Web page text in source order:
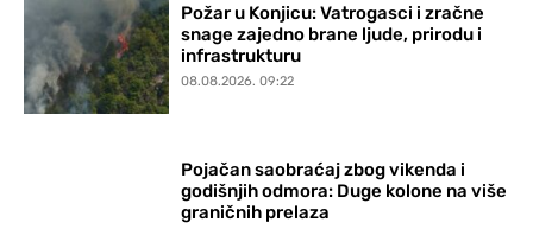
Požar u Konjicu: Vatrogasci i zračne
snage zajedno brane ljude, prirodu i
infrastrukturu
08.08.2026. 09:22
Pojačan saobraćaj zbog vikenda i
godišnjih odmora: Duge kolone na više
graničnih prelaza